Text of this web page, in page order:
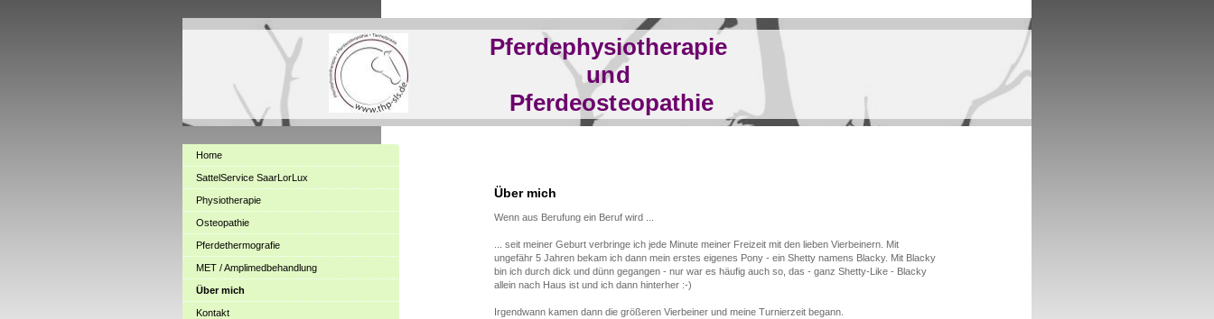
Pferdephysiotherapie
und
Pferdeosteopathie
Über mich
Wenn aus Berufung ein Beruf wird ...
... seit meiner Geburt verbringe ich jede Minute meiner Freizeit mit den lieben Vierbeinern. Mit
ungefähr 5 Jahren bekam ich dann mein erstes eigenes Pony - ein Shetty namens Blacky. Mit Blacky
bin ich durch dick und dünn gegangen - nur war es häufig auch so, das - ganz Shetty-Like - Blacky
allein nach Haus ist und ich dann hinterher :-)
Irgendwann kamen dann die größeren Vierbeiner und meine Turnierzeit begann.
Home
SattelService SaarLorLux
Physiotherapie
Osteopathie
Pferdethermografie
MET / Amplimedbehandlung
Über mich
Kontakt